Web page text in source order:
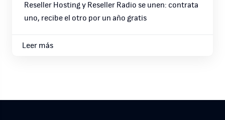
Reseller Hosting y Reseller Radio se unen: contrata
uno, recibe el otro por un año gratis
Leer más